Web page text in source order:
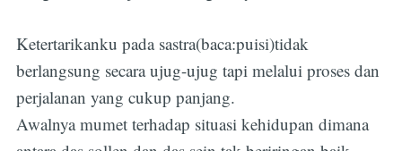
Ketertarikanku pada sastra(baca:puisi)tidak
berlangsung secara ujug-ujug tapi melalui proses dan
perjalanan yang cukup panjang.
Awalnya mumet terhadap situasi kehidupan dimana